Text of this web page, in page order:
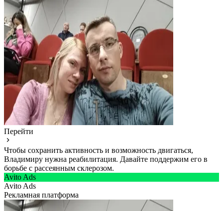
Перейти
Чтобы сохранить активность и возможность двигаться,
Владимиру нужна реабилитация. Давайте поддержим его в
борьбе с рассеянным склерозом.
Avito Ads
Avito Ads
Рекламная платформа